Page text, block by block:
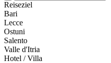
Reiseziel
Bari
Lecce
Ostuni
Salento
Valle d'Itria
Hotel / Villa